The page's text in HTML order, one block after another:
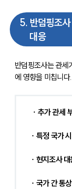
5. 반덤핑조
대응
반덤핑조사는 관세
에 영향을 미칩니다.
∙ 추가 관세
∙ 특정 국가
∙ 현지조사
∙ 국가 간 통